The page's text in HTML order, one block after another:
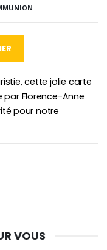
€23.00
cette jolie carte
Florence-Anne
pour notre
VOUS